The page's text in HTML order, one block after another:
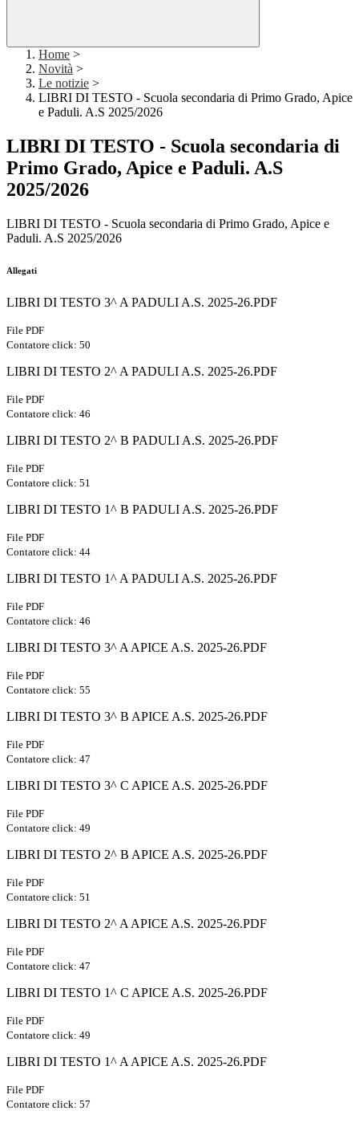
Home >
Novità >
Le notizie >
LIBRI DI TESTO - Scuola secondaria di Primo Grado, Apice
e Paduli. A.S 2025/2026
LIBRI DI TESTO - Scuola secondaria di
Primo Grado, Apice e Paduli. A.S
2025/2026
LIBRI DI TESTO - Scuola secondaria di Primo Grado, Apice e
Paduli. A.S 2025/2026
Allegati
LIBRI DI TESTO 3^ A PADULI A.S. 2025-26.PDF
File PDF
Contatore click: 50
LIBRI DI TESTO 2^ A PADULI A.S. 2025-26.PDF
File PDF
Contatore click: 46
LIBRI DI TESTO 2^ B PADULI A.S. 2025-26.PDF
File PDF
Contatore click: 51
LIBRI DI TESTO 1^ B PADULI A.S. 2025-26.PDF
File PDF
Contatore click: 44
LIBRI DI TESTO 1^ A PADULI A.S. 2025-26.PDF
File PDF
Contatore click: 46
LIBRI DI TESTO 3^ A APICE A.S. 2025-26.PDF
File PDF
Contatore click: 55
LIBRI DI TESTO 3^ B APICE A.S. 2025-26.PDF
File PDF
Contatore click: 47
LIBRI DI TESTO 3^ C APICE A.S. 2025-26.PDF
File PDF
Contatore click: 49
LIBRI DI TESTO 2^ B APICE A.S. 2025-26.PDF
File PDF
Contatore click: 51
LIBRI DI TESTO 2^ A APICE A.S. 2025-26.PDF
File PDF
Contatore click: 47
LIBRI DI TESTO 1^ C APICE A.S. 2025-26.PDF
File PDF
Contatore click: 49
LIBRI DI TESTO 1^ A APICE A.S. 2025-26.PDF
File PDF
Contatore click: 57